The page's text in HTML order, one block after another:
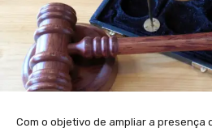
Com o objetivo de ampliar a presença